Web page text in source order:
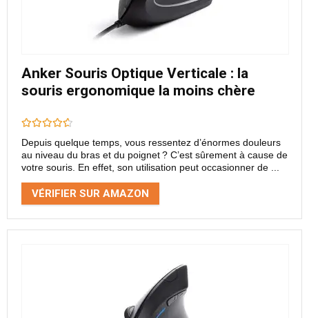
Anker Souris Optique Verticale : la
souris ergonomique la moins chère
Depuis quelque temps, vous ressentez d’énormes douleurs
au niveau du bras et du poignet ? C’est sûrement à cause de
votre souris. En effet, son utilisation peut occasionner de ...
VÉRIFIER SUR AMAZON